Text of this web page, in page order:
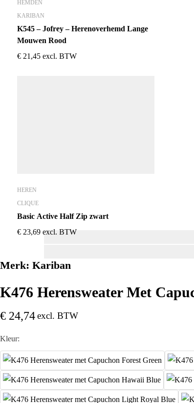
HEMDEN
KARIBAN
K545 – Jofrey – Herenoverhemd Lange
Mouwen Rood
€ 21,45 excl. BTW
HEREN
CLIQUE
Basic Active Half Zip zwart
€ 23,69 excl. BTW
Merk: Kariban
K476 Herensweater Met
€ 24,74excl. BTW
Kleur: